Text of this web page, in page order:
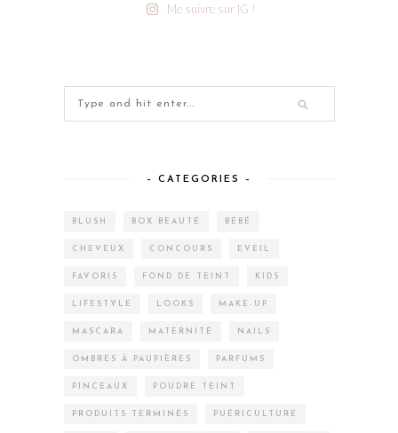
Me suivre sur IG !
– CATEGORIES –
BLUSH BOX BEAUTÉ BÉBÉ
CHEVEUX CONCOURS EVEIL
FAVORIS FOND DE TEINT KIDS
LIFESTYLE LOOKS MAKE-UP
MASCARA MATERNITÉ NAILS
OMBRES À PAUPIÈRES PARFUMS
PINCEAUX POUDRE TEINT
PRODUITS TERMINÉS PUÉRICULTURE